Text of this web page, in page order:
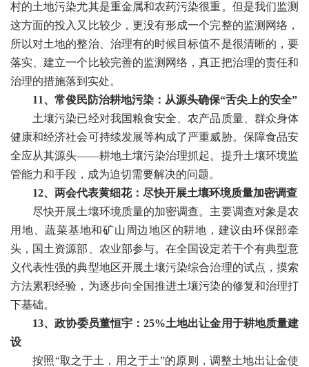
村的土地污染尤其是重金属和农药污染很重。但是我们监测
这方面的投入又比较少，更没有形成一个完整的监测网络，
所以对土地的整治、治理有的时候目标值不是很清晰的，要
落实、建立一个比较完善的监测网络，真正把治理的责任和
治理的措施落到实处。
11、常俊民防治耕地污染：从源头确保“舌尖上的安全”
土壤污染已经对我国粮食安全、农产品质量、群众身体
健康和经济社会可持续发展等构成了严重威胁。保障食品安
全应从其源头——耕地土壤污染治理抓起。提升土壤环境监
管能力和手段，成为迫切需要解决的问题。
12、两会代表黄细花：尽快开展土壤环境质量加密调查
尽快开展土壤环境质量的加密调查。主要调查对象是农
用地、蔬菜基地和矿山周边地区的耕地，建议由环保部牵
头，国土资源部、农业部参与。在全国设定若干个有典型意
义代表性强的典型地区开展土壤污染综合治理的试点，摸索
方法累积经验，为逐步向全国推进土壤污染的修复和治理打
下基础。
13、政协委员董恒宇：25%土地出让金用于耕地质量建
设
按照“取之于土，用之于土”的原则，调整土地出让金使